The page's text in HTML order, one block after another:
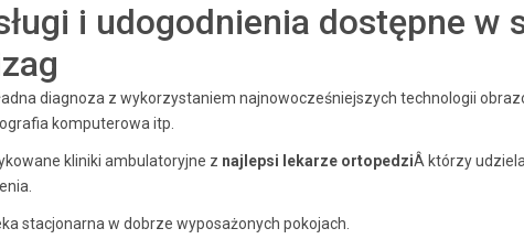
i udogodnienia dostępne w
diagnoza z wykorzystaniem najnowocześniejszych technologii
komputerowa itp.
kliniki ambulatoryjne z najlepsi lekarze ortopedziÂ którzy
stacjonarna w dobrze wyposażonych pokojach.